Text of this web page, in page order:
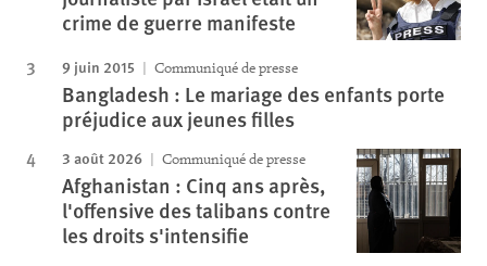
crime de guerre manifeste
9 juin 2015 Communiqué de presse
Bangladesh : Le mariage des enfants porte
préjudice aux jeunes filles
3 août 2026 Communiqué de presse
Afghanistan : Cinq ans après,
l'offensive des talibans contre
les droits s'intensifie